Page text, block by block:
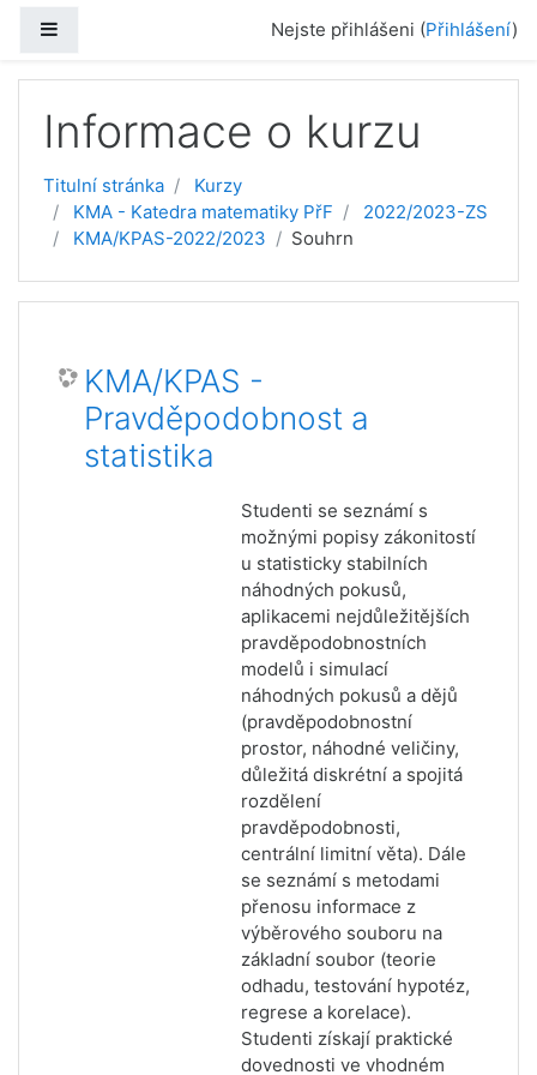
Nejste přihlášeni (Přihlášení)
Informace o kurzu
Titulní stránka
Kurzy
KMA - Katedra matematiky PřF
2022/2023-ZS
KMA/KPAS-2022/2023
Souhrn
KMA/KPAS -
Pravděpodobnost a
statistika
Studenti se seznámí s
možnými popisy zákonitostí
u statisticky stabilních
náhodných pokusů,
aplikacemi nejdůležitějších
pravděpodobnostních
modelů i simulací
náhodných pokusů a dějů
(pravděpodobnostní
prostor, náhodné veličiny,
důležitá diskrétní a spojitá
rozdělení
pravděpodobnosti,
centrální limitní věta). Dále
se seznámí s metodami
přenosu informace z
výběrového souboru na
základní soubor (teorie
odhadu, testování hypotéz,
regrese a korelace).
Studenti získají praktické
dovednosti ve vhodném